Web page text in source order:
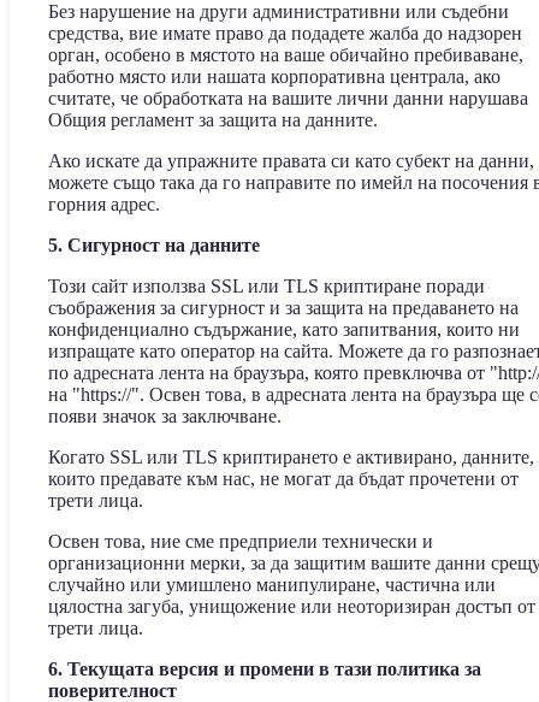
Без нарушение на други административни или съдебни
средства, вие имате право да подадете жалба до надзорен
орган, особено в мястото на ваше обичайно пребиваване,
работно място или нашата корпоративна централа, ако
считате, че обработката на вашите лични данни нарушава
Общия регламент за защита на данните.
Ако искате да упражните правата си като субект на данни,
можете също така да го направите по имейл на посочения
горния адрес.
5. Сигурност на данните
Този сайт използва SSL или TLS криптиране поради
съображения за сигурност и за защита на предаването на
конфиденциално съдържание, като запитвания, които ни
изпращате като оператор на сайта. Можете да го
по адресната лента на браузъра, която превключва от
на "https://". Освен това, в адресната лента на браузъра ще
появи значок за заключване.
Когато SSL или TLS криптирането е активирано, данните,
които предавате към нас, не могат да бъдат прочетени от
трети лица.
Освен това, ние сме предприели технически и
организационни мерки, за да защитим вашите данни
случайно или умишлено манипулиране, частична или
цялостна загуба, унищожение или неоторизиран достъп от
трети лица.
6. Текущата версия и промени в тази политика за
поверителност